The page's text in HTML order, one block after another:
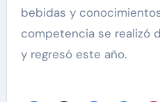
bebidas y
competencia se realizó
y regresó este año.